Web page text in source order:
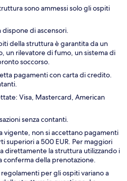
sono ammessi solo gli ospiti
di ascensori.
della struttura è garantita da un
un rilevatore di fumo, un sistema di
soccorso.
pagamenti con carta di credito.
Visa, Mastercard, American
senza contanti.
vigente, non si accettano pagamenti
superiori a 500 EUR. Per maggiori
direttamente la struttura utilizzando i
conferma della prenotazione.
per gli ospiti variano a